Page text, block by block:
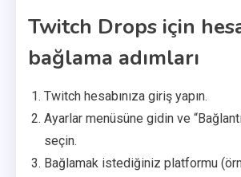
Twitch Drops için
bağlama adımları
Twitch hesabınıza giriş yapın.
Ayarlar menüsüne gidin ve
seçin.
Bağlamak istediğiniz platformu